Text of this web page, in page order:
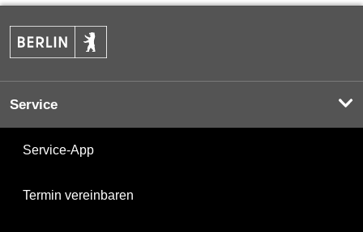
Service
Service-App
Termin vereinbaren